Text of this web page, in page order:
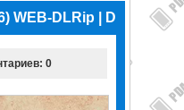
WEB-DLRip | D
0